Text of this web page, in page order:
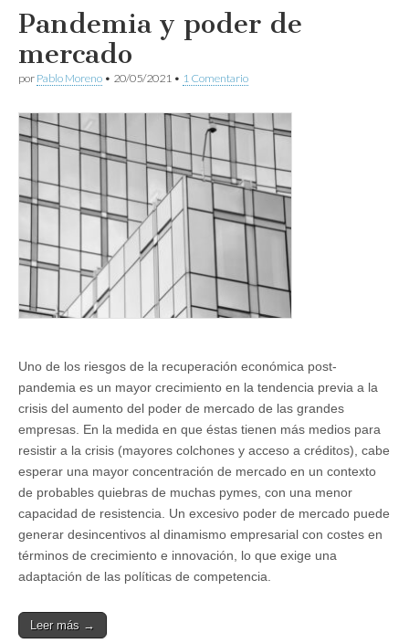
Pandemia y poder de
mercado
por Pablo Moreno • 20/05/2021 • 1 Comentario
Uno de los riesgos de la recuperación económica post-
pandemia es un mayor crecimiento en la tendencia previa a la
crisis del aumento del poder de mercado de las grandes
empresas. En la medida en que éstas tienen más medios para
resistir a la crisis (mayores colchones y acceso a créditos), cabe
esperar una mayor concentración de mercado en un contexto
de probables quiebras de muchas pymes, con una menor
capacidad de resistencia. Un excesivo poder de mercado puede
generar desincentivos al dinamismo empresarial con costes en
términos de crecimiento e innovación, lo que exige una
adaptación de las políticas de competencia.
Leer más →